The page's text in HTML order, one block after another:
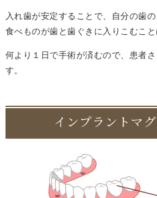
入れ歯が安定することで、自分の歯
食べものが歯と歯ぐきに入りこむこと
何より１日で手術が済むので、患者
す。
インプラントマ